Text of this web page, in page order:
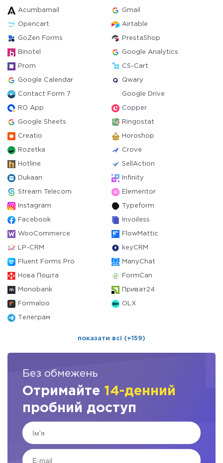
Acumbamail Gmail
Opencart Airtable
GoZen Forms PrestaShop
Binotel Google Analytics
Prom CS-Cart
Google Calendar Qwary
Contact Form 7 Google Drive
RO App Copper
Google Sheets Ringostat
Creatio Horoshop
Rozetka Crove
Hotline SellAction
Dukaan Infinity
Stream Telecom Elementor
Instagram Typeform
Facebook Invoiless
WooCommerce FlowMattic
LP-CRM keyCRM
Fluent Forms Pro ManyChat
Нова Пошта FormCan
Monobank Приват24
Formaloo OLX
Телеграм
показати всі (+159)
Без обмежень
Отримайте 14-денний
пробний доступ